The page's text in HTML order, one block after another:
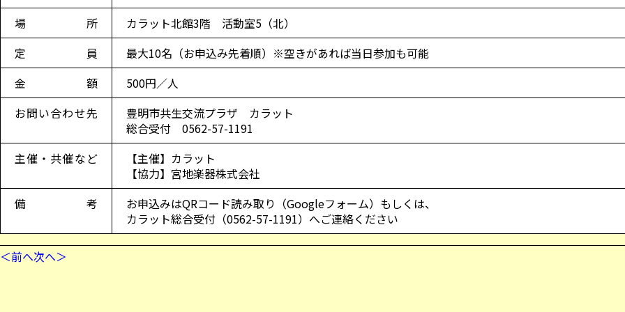
場所
カラット北館3階 活動室5（北）
定員
最大10名（お申込み先着順）※空きがあれば当日参加も可能
金額
500円／人
お問い合わせ先
豊明市共生交流プラザ カラット
総合受付 0562-57-1191
主催・共催など
【主催】カラット
【協力】宮地楽器株式会社
備考
お申込みはQRコード読み取り（Googleフォーム）もしくは、
カラット総合受付（0562-57-1191）へご連絡ください
＜前へ次へ＞